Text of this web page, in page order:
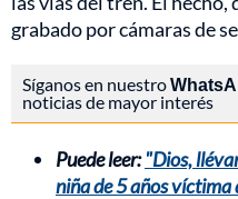
grabado por cámaras de
Síganos en nuestro
noticias de mayor interés
Puede leer:"Dios,
niña de 5 años víctima